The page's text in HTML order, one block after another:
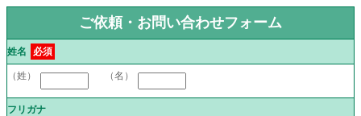
ご依頼・お問い合わせフォーム
姓名 必須
（姓） （名）
フリガナ